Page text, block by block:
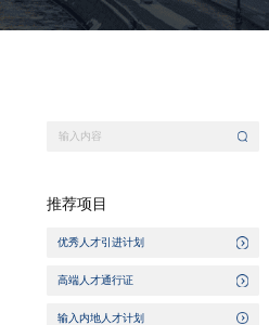
推荐项目
优秀人才引进计划
高端人才通行证
输入内地人才计划